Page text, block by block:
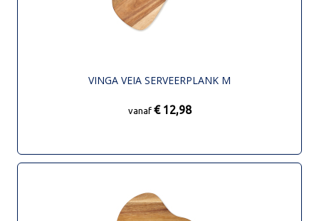
VINGA VEIA SERVEERPLANK M
vanaf € 12,98